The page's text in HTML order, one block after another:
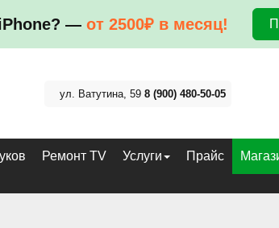
— от 2500₽ в месяц!
ул. Ватутина, 59 8 (900) 480-50-05
Ремонт TV Услуги Прайс